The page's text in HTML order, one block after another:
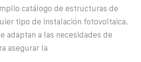
catálogo de estructuras de
tipo de instalación fotovoltaica.
adaptan a las necesidades de
asegurar la